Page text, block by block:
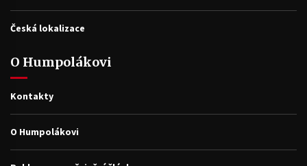
Česká lokalizace
O Humpolákovi
Kontakty
O Humpolákovi